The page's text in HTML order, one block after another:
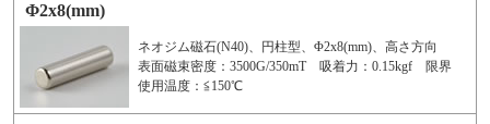
Φ2x8(mm)
ネオジム磁石(N40)、円柱型、Φ2x8(mm)、高さ方向
表面磁束密度：3500G/350mT 吸着力：0.15kgf 限界
使用温度：≦150℃